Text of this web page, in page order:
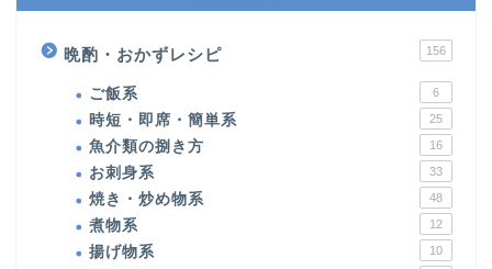
晩酌・おかずレシピ 156
ご飯系 6
時短・即席・簡単系 25
魚介類の捌き方 16
お刺身系 33
焼き・炒め物系 48
煮物系 12
揚げ物系 10